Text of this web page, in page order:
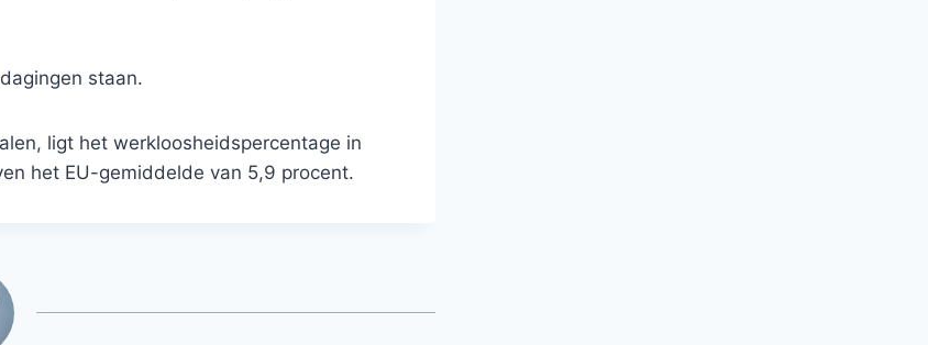
staan.
ligt het werkloosheidspercentage in
het EU-gemiddelde van 5,9 procent.